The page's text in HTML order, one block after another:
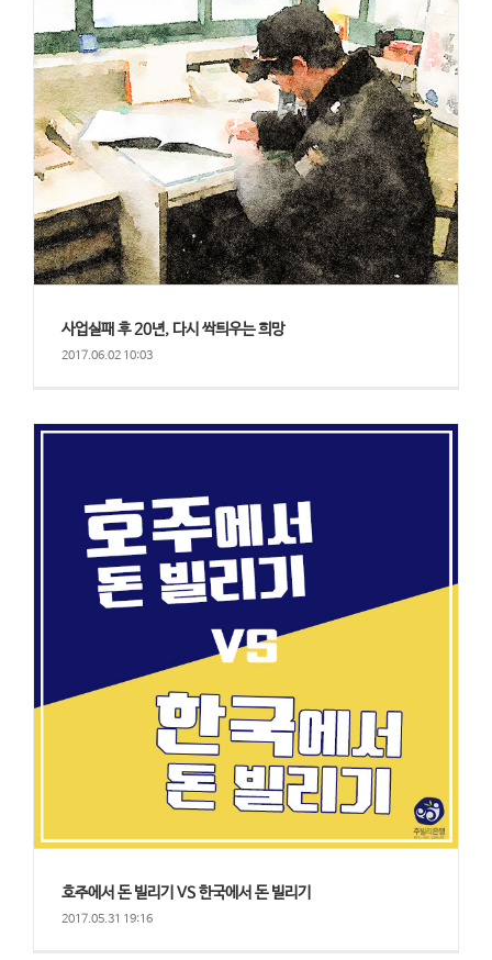
사업실패 후 20년, 다시 싹틔우는 희망
2017.06.02 10:03
호주에서 돈 빌리기 VS 한국에서 돈 빌리기
2017.05.31 19:16